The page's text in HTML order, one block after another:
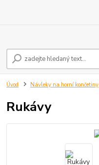
Úvod Návleky na horní končetiny
Rukávy